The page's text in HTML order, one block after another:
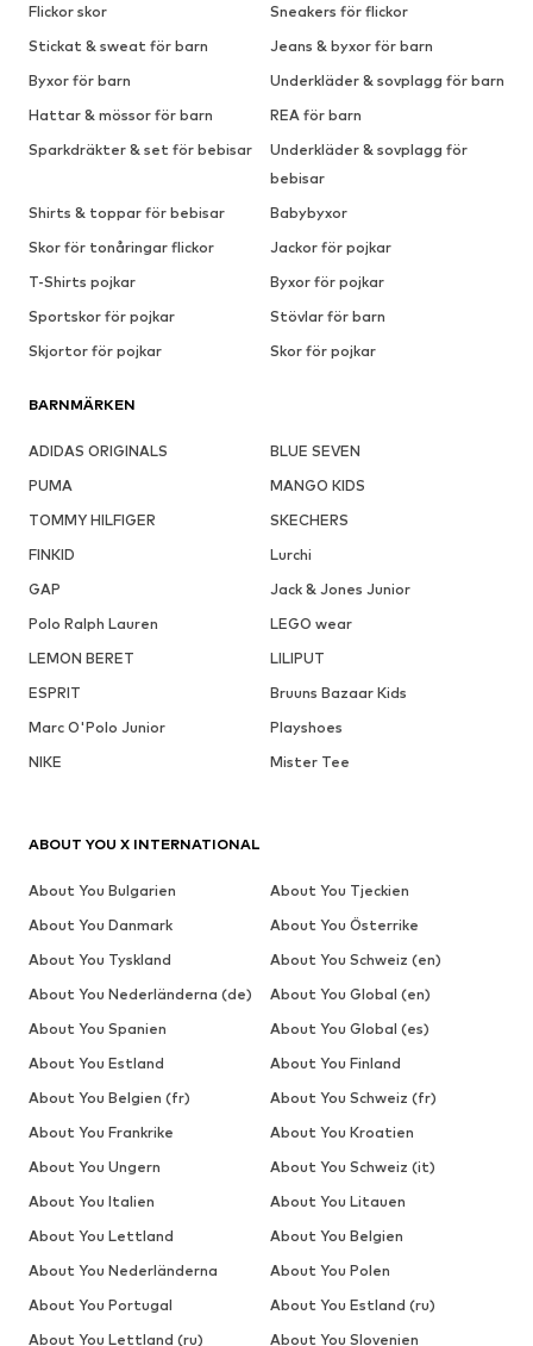
Flickor skor
Sneakers för flickor
Stickat & sweat för barn
Jeans & byxor för barn
Byxor för barn
Underkläder & sovplagg för barn
Hattar & mössor för barn
REA för barn
Sparkdräkter & set för bebisar
Underkläder & sovplagg för
bebisar
Shirts & toppar för bebisar
Babybyxor
Skor för tonåringar flickor
Jackor för pojkar
T-Shirts pojkar
Byxor för pojkar
Sportskor för pojkar
Stövlar för barn
Skjortor för pojkar
Skor för pojkar
BARNMÄRKEN
ADIDAS ORIGINALS
BLUE SEVEN
PUMA
MANGO KIDS
TOMMY HILFIGER
SKECHERS
FINKID
Lurchi
GAP
Jack & Jones Junior
Polo Ralph Lauren
LEGO wear
LEMON BERET
LILIPUT
ESPRIT
Bruuns Bazaar Kids
Marc O'Polo Junior
Playshoes
NIKE
Mister Tee
ABOUT YOU X INTERNATIONAL
About You Bulgarien
About You Tjeckien
About You Danmark
About You Österrike
About You Tyskland
About You Schweiz (en)
About You Nederländerna (de)
About You Global (en)
About You Spanien
About You Global (es)
About You Estland
About You Finland
About You Belgien (fr)
About You Schweiz (fr)
About You Frankrike
About You Kroatien
About You Ungern
About You Schweiz (it)
About You Italien
About You Litauen
About You Lettland
About You Belgien
About You Nederländerna
About You Polen
About You Portugal
About You Estland (ru)
About You Lettland (ru)
About You Slovenien